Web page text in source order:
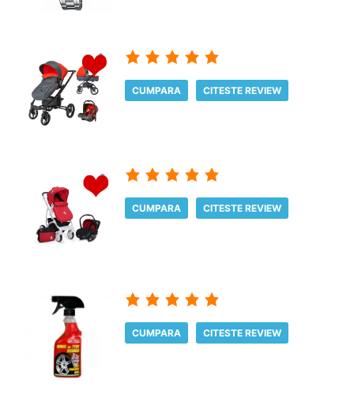
CUMPARA CITESTE REVIEW
CUMPARA CITESTE REVIEW
CUMPARA CITESTE REVIEW